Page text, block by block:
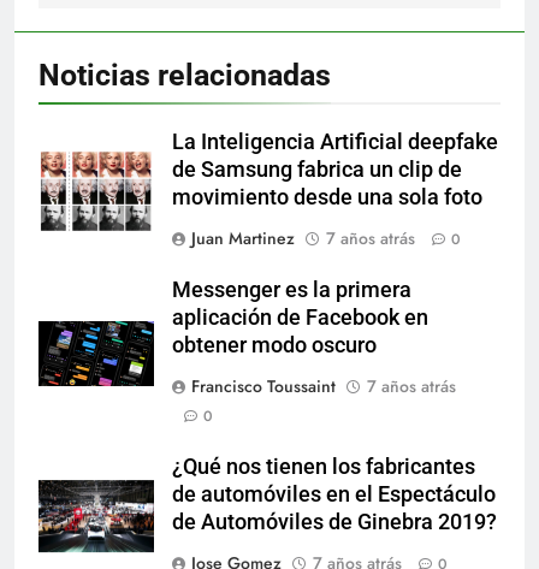
Noticias relacionadas
La Inteligencia Artificial deepfake
de Samsung fabrica un clip de
movimiento desde una sola foto
Juan Martinez
7 años atrás 0
Messenger es la primera
aplicación de Facebook en
obtener modo oscuro
Francisco Toussaint
7 años atrás
0
¿Qué nos tienen los fabricantes
de automóviles en el Espectáculo
de Automóviles de Ginebra 2019?
Jose Gomez
7 años atrás